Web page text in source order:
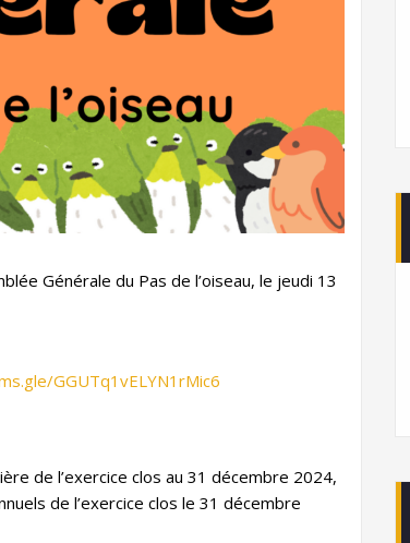
Générale du Pas de l’oiseau, le jeudi 13
GGUTq1vELYN1rMic6
de l’exercice clos au 31 décembre 2024,
de l’exercice clos le 31 décembre